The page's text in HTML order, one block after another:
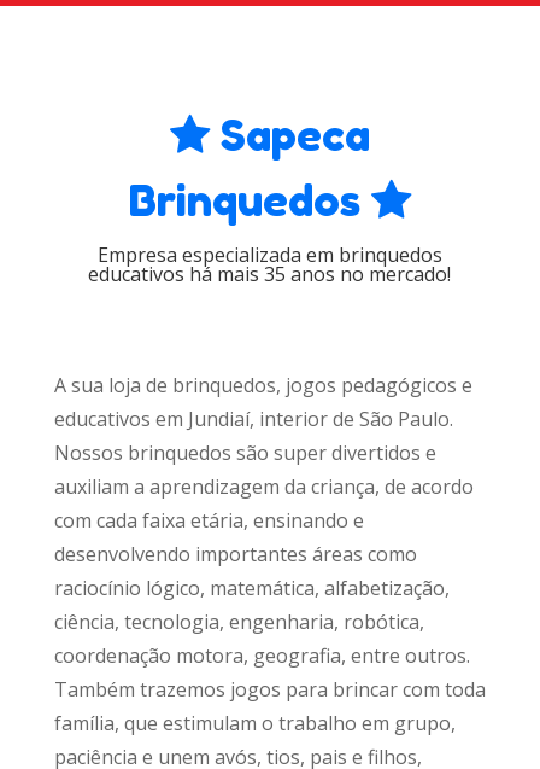
Sapeca
Brinquedos
Empresa especializada em brinquedos
educativos há mais 35 anos no mercado!
A sua loja de brinquedos, jogos pedagógicos e
educativos em Jundiaí, interior de São Paulo.
Nossos brinquedos são super divertidos e
auxiliam a aprendizagem da criança, de acordo
com cada faixa etária, ensinando e
desenvolvendo importantes áreas como
raciocínio lógico, matemática, alfabetização,
ciência, tecnologia, engenharia, robótica,
coordenação motora, geografia, entre outros.
Também trazemos jogos para brincar com toda
família, que estimulam o trabalho em grupo,
paciência e unem avós, tios, pais e filhos,